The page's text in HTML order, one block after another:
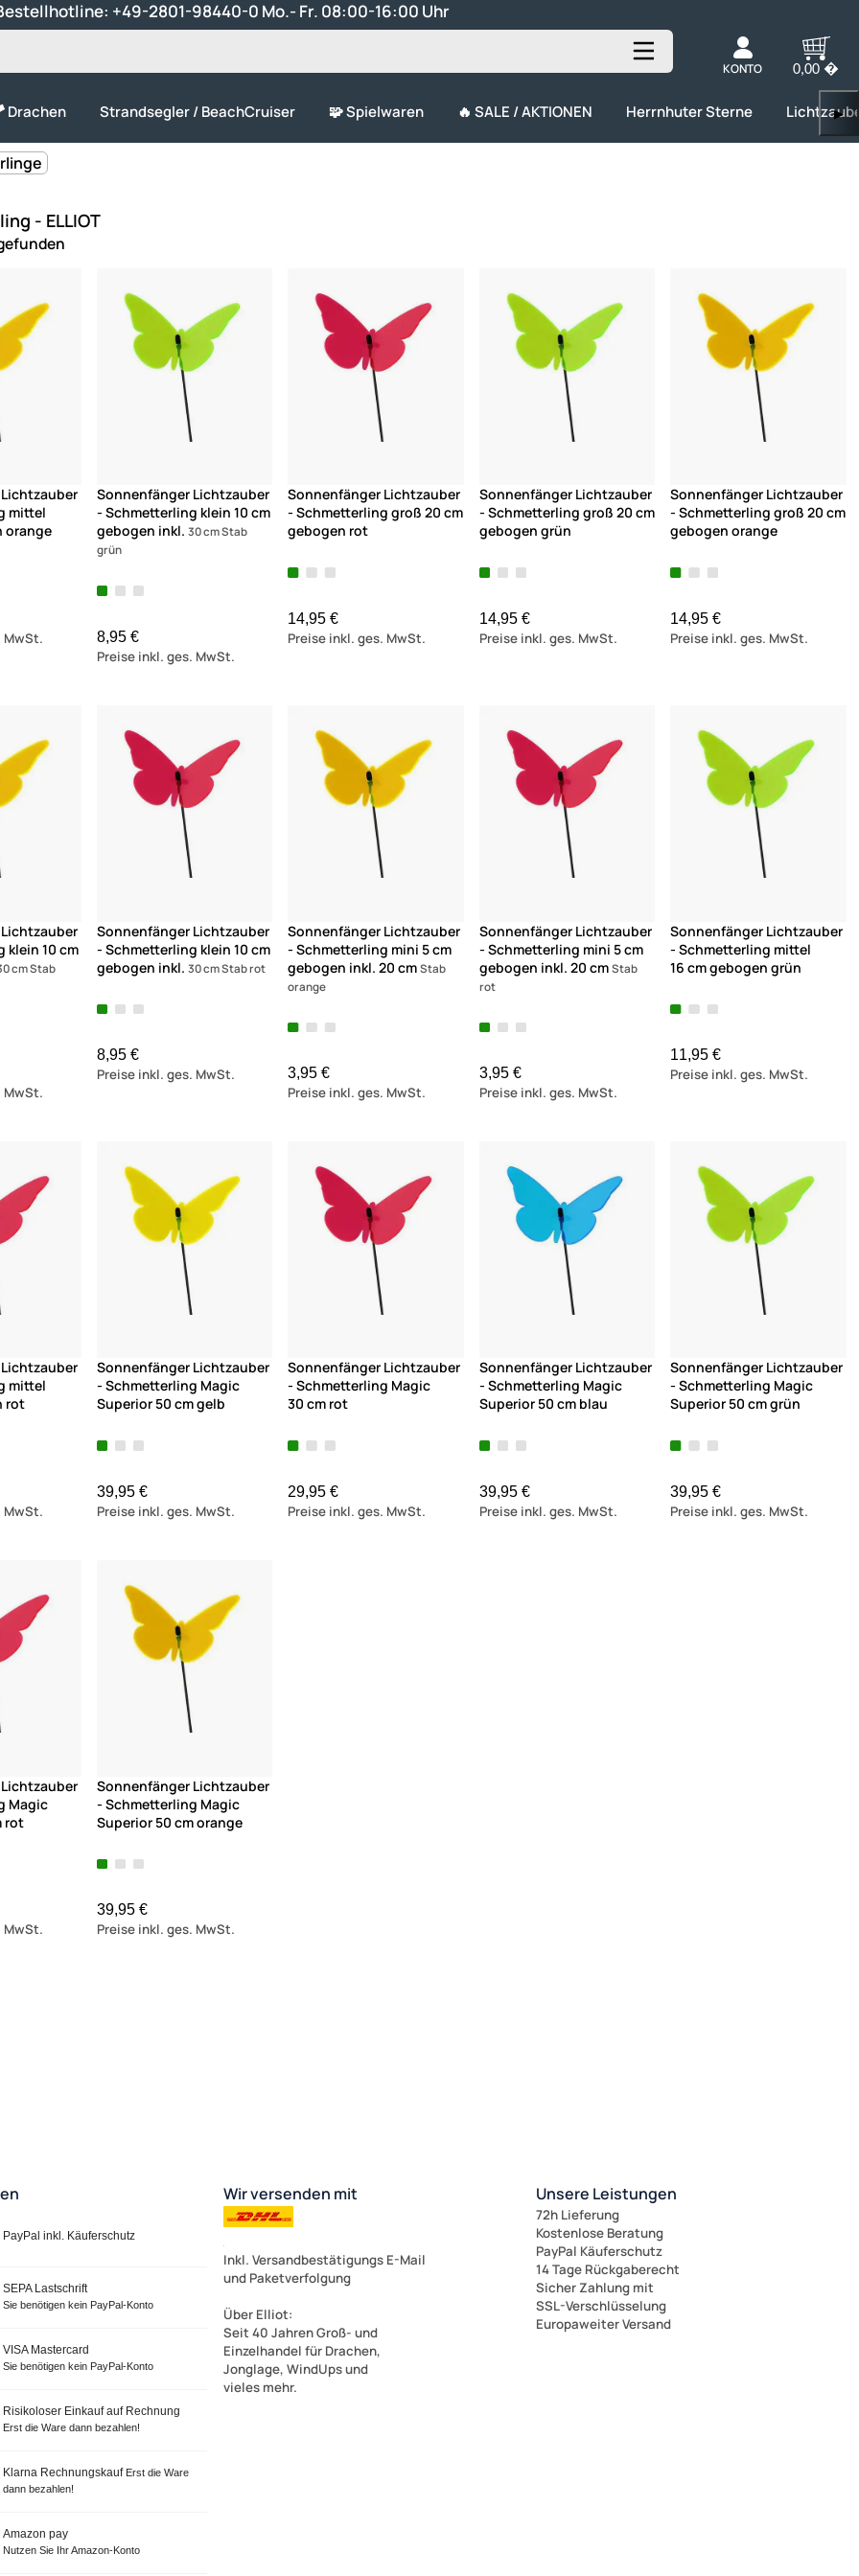
+49-2801-98440-0 Mo.- Fr. 08:00-16:00 Uhr
KONTO 0,00 �
Drachen Strandsegler / BeachCruiser 🧩 Spielwaren 🔥 SALE / AKTIONEN Herrnhuter Sterne ▶
- ELLIOT
mittel
orange
MwSt.
Sonnenfänger Lichtzauber
- Schmetterling klein 10 cm
gebogen inkl. 30 cm Stab
grün
8,95 €
Preise inkl. ges. MwSt.
Sonnenfänger Lichtzauber
- Schmetterling groß 20 cm
gebogen rot
14,95 €
Preise inkl. ges. MwSt.
Sonnenfänger Lichtzauber
- Schmetterling groß 20 cm
gebogen grün
14,95 €
Preise inkl. ges. MwSt.
Sonnenfänger Lichtzauber
- Schmetterling groß 20 cm
gebogen orange
14,95 €
Preise inkl. ges. MwSt.
klein 10 cm
cm Stab
MwSt.
Sonnenfänger Lichtzauber
- Schmetterling klein 10 cm
gebogen inkl. 30 cm Stab rot
8,95 €
Preise inkl. ges. MwSt.
Sonnenfänger Lichtzauber
- Schmetterling mini 5 cm
gebogen inkl. 20 cm Stab
orange
3,95 €
Preise inkl. ges. MwSt.
Sonnenfänger Lichtzauber
- Schmetterling mini 5 cm
gebogen inkl. 20 cm Stab
rot
3,95 €
Preise inkl. ges. MwSt.
Sonnenfänger Lichtzauber
- Schmetterling mittel
16 cm gebogen grün
11,95 €
Preise inkl. ges. MwSt.
mittel
rot
MwSt.
Sonnenfänger Lichtzauber
- Schmetterling Magic
Superior 50 cm gelb
39,95 €
Preise inkl. ges. MwSt.
Sonnenfänger Lichtzauber
- Schmetterling Magic
30 cm rot
29,95 €
Preise inkl. ges. MwSt.
Sonnenfänger Lichtzauber
- Schmetterling Magic
Superior 50 cm blau
39,95 €
Preise inkl. ges. MwSt.
Sonnenfänger Lichtzauber
- Schmetterling Magic
Superior 50 cm grün
39,95 €
Preise inkl. ges. MwSt.
Magic
rot
MwSt.
Sonnenfänger Lichtzauber
- Schmetterling Magic
Superior 50 cm orange
39,95 €
Preise inkl. ges. MwSt.
PayPal inkl. Käuferschutz
SEPA Lastschrift
Sie benötigen kein PayPal-Konto
VISA Mastercard
Sie benötigen kein PayPal-Konto
Risikoloser Einkauf auf Rechnung
Erst die Ware dann bezahlen!
Klarna Rechnungskauf Erst die Ware
dann bezahlen!
Amazon pay
Nutzen Sie Ihr Amazon-Konto
Wir versenden mit
Inkl. Versandbestätigungs E-Mail
und Paketverfolgung
Über Elliot:
Seit 40 Jahren Groß- und
Einzelhandel für Drachen,
Jonglage, WindUps und
vieles mehr.
Unsere Leistungen
72h Lieferung
Kostenlose Beratung
PayPal Käuferschutz
14 Tage Rückgaberecht
Sicher Zahlung mit
SSL-Verschlüsselung
Europaweiter Versand